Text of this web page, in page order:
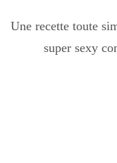
Une recette toute
super sexy